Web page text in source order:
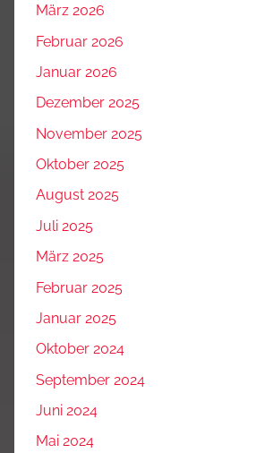
März 2026
Februar 2026
Januar 2026
Dezember 2025
November 2025
Oktober 2025
August 2025
Juli 2025
März 2025
Februar 2025
Januar 2025
Oktober 2024
September 2024
Juni 2024
Mai 2024